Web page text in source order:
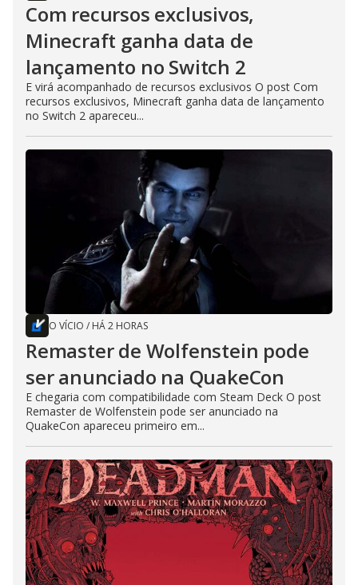
Com recursos exclusivos,
Minecraft ganha data de
lançamento no Switch 2
E virá acompanhado de recursos exclusivos O post Com
recursos exclusivos, Minecraft ganha data de lançamento
no Switch 2 apareceu...
O VÍCIO / HÁ 2 HORAS
Remaster de Wolfenstein pode
ser anunciado na QuakeCon
E chegaria com compatibilidade com Steam Deck O post
Remaster de Wolfenstein pode ser anunciado na
QuakeCon apareceu primeiro em...